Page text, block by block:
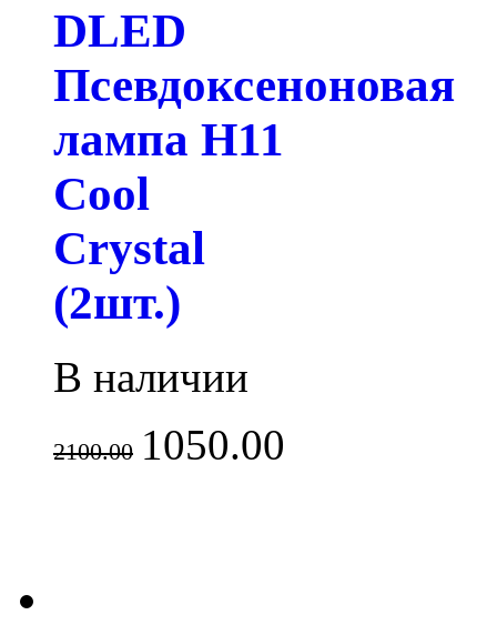
DLED
Псевдоксеноновая
лампа H11
Cool
Crystal
(2шт.)
В наличии
2100.00 1050.00